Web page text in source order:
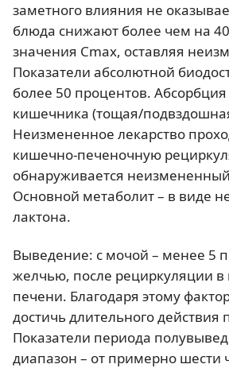
заметного влияния не
блюда снижают более чем на
значения Сmах, оставляя
Показатели абсолютной
более 50 процентов.
кишечника (тощая/
Неизмененное лекарство
кишечно-печеночную
обнаруживается
Основной метаболит – в виде
лактона.
Выведение: с мочой – менее 5
желчью, после рециркуляции
печени. Благодаря этому
достичь длительного действия
Показатели периода
диапазон – от примерно шести